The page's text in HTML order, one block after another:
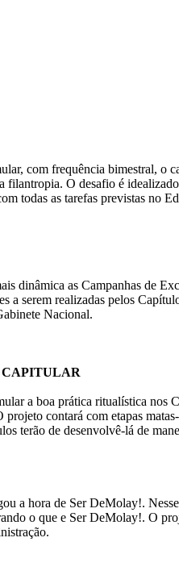
com frequência bimestral, o
filantropia. O desafio é
todas as tarefas previstas no
dinâmica as Campanhas de
a serem realizadas pelos
Nacional.
a boa prática ritualística nos
projeto contará com etapas
terão de desenvolvê-lá de
a hora de Ser DeMolay!.
o que e Ser DeMolay!. O